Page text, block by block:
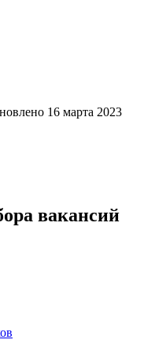
16 марта 2023
вакансий